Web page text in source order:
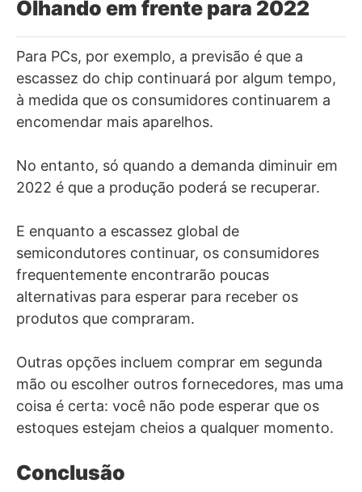
Olhando em frente para 2022
Para PCs, por exemplo, a previsão é que a
escassez do chip continuará por algum tempo,
à medida que os consumidores continuarem a
encomendar mais aparelhos.
No entanto, só quando a demanda diminuir em
2022 é que a produção poderá se recuperar.
E enquanto a escassez global de
semicondutores continuar, os consumidores
frequentemente encontrarão poucas
alternativas para esperar para receber os
produtos que compraram.
Outras opções incluem comprar em segunda
mão ou escolher outros fornecedores, mas uma
coisa é certa: você não pode esperar que os
estoques estejam cheios a qualquer momento.
Conclusão